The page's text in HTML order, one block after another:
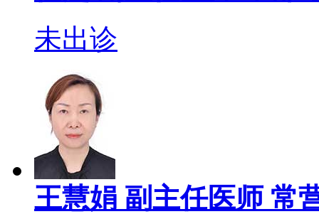
未出诊
王慧娟 副主任医师 常